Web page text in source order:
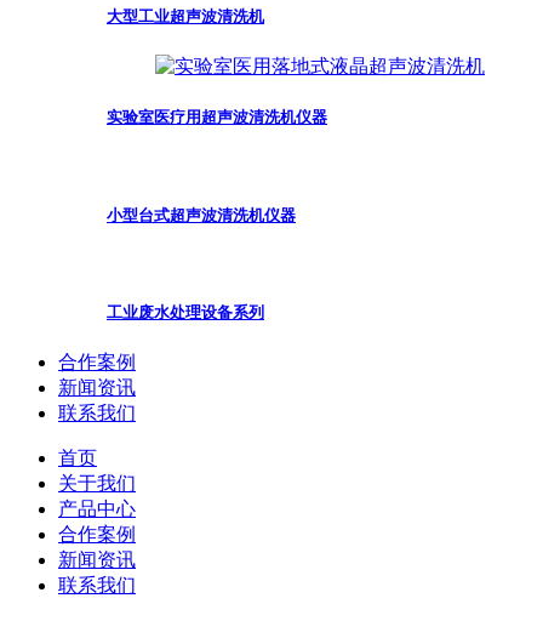
大型工业超声波清洗机
实验室医疗用超声波清洗机仪器
小型台式超声波清洗机仪器
工业废水处理设备系列
合作案例
新闻资讯
联系我们
首页
关于我们
产品中心
合作案例
新闻资讯
联系我们